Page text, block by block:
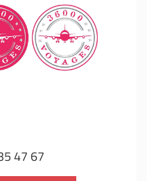
47 67